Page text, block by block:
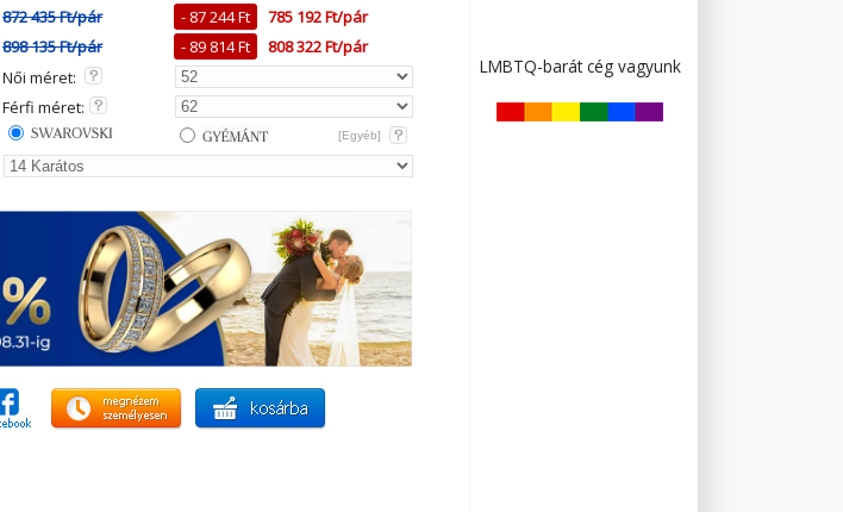
872 435 Ft/pár - 87 244 Ft
785 192 Ft/pár
898 135 Ft/pár - 89 814 Ft
808 322 Ft/pár
Női méret:
Férfi méret:
[Egyéb]
LMBTQ-barát cég vagyunk